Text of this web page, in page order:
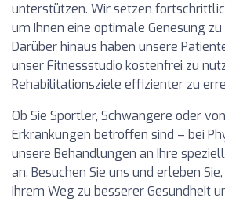
unterstützen. Wir setzen
um Ihnen eine optimale Genesung
Darüber hinaus haben unsere
unser Fitnessstudio kostenfrei zu
Rehabilitationsziele effizienter zu
Ob Sie Sportler, Schwangere oder
Erkrankungen betroffen sind – bei
unsere Behandlungen an Ihre
an. Besuchen Sie uns und erleben
Ihrem Weg zu besserer Gesundheit